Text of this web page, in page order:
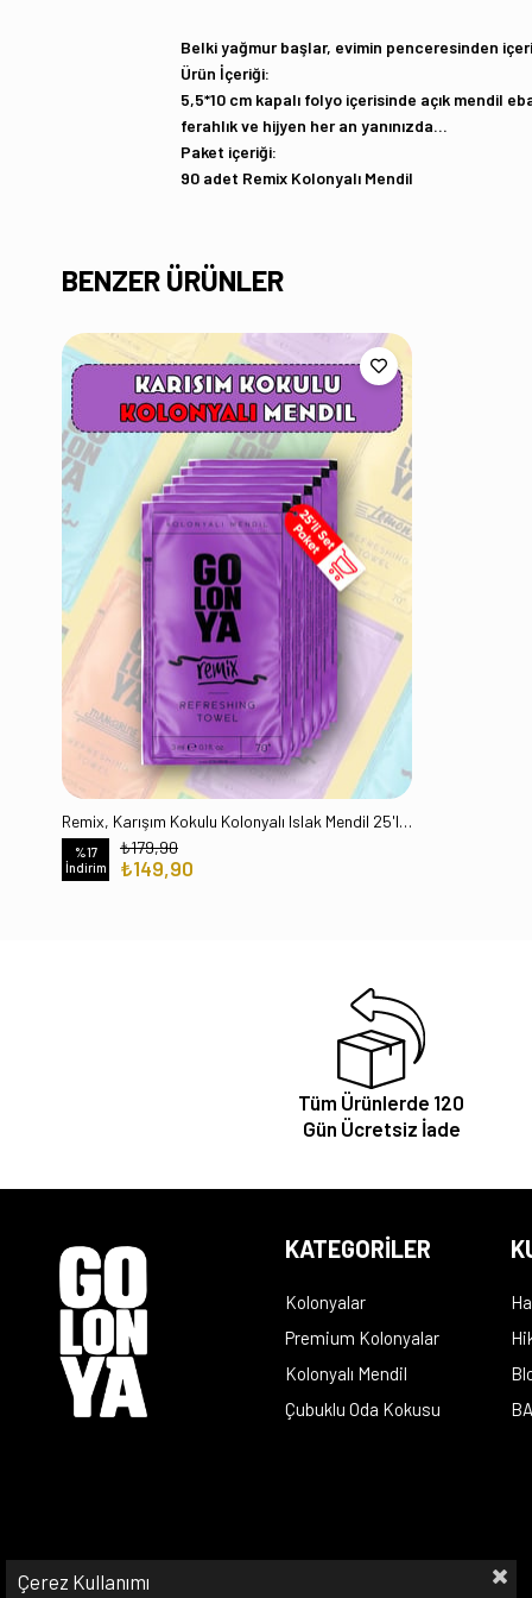
Belki yağmur başlar, evimin penceresinden
Ürün İçeriği:
5,5*10 cm kapalı folyo içerisinde açık mendil
ferahlık ve hijyen her an yanınızda…
Paket içeriği:
90 adet Remix Kolonyalı Mendil
BENZER ÜRÜNLER
Remix, Karışım Kokulu Kolonyalı Islak Mendil 25'li Set, Ferah ve Aromatik Koku Seçeneği
%17
İndirim
₺149,90
₺179,90
Tüm Ürünlerde 120
Gün Ücretsiz İade
KATEGORİLER
Kolonyalar
Premium Kolonyalar
Kolonyalı Mendil
Çubuklu Oda Kokusu
Çerez Kullanımı